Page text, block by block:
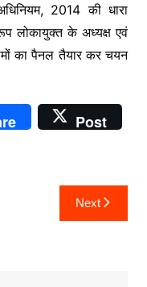
2014 की धारा
लोकायुक्त के अध्यक्ष एवं
का पैनल तैयार कर चयन
Post
Next